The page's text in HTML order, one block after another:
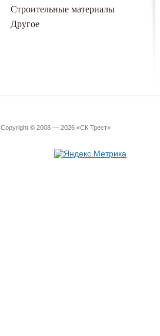
Строительные материалы
Другое
Copyright © 2008 — 2026 «СК Трест»